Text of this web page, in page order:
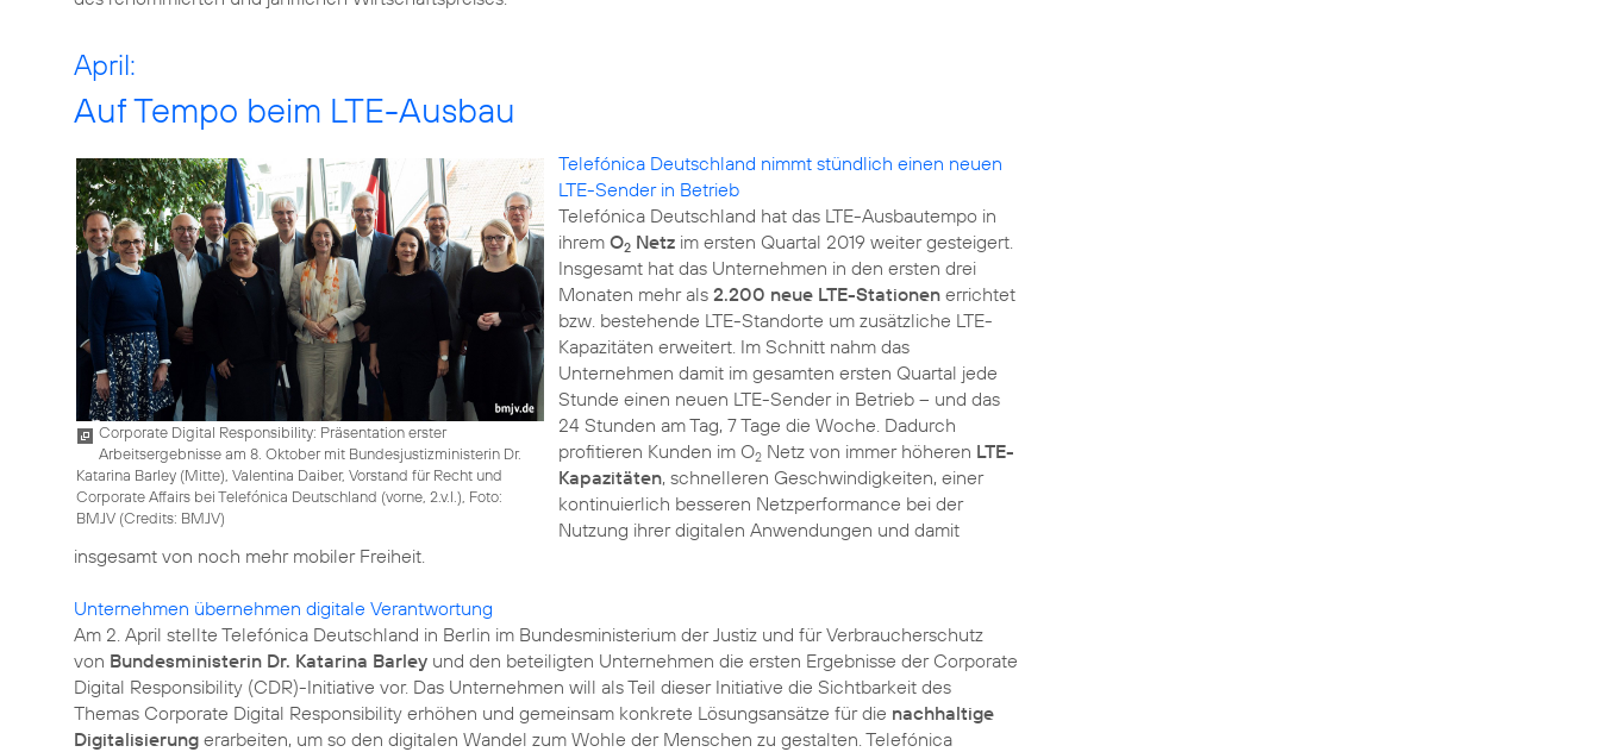
April:
Auf Tempo beim LTE-Ausbau
Corporate Digital Responsibility: Präsentation erster
Arbeitsergebnisse am 8. Oktober mit Bundesjustizministerin Dr.
Katarina Barley (Mitte), Valentina Daiber, Vorstand für Recht und
Corporate Affairs bei Telefónica Deutschland (vorne, 2.v.l.), Foto:
BMJV (Credits: BMJV)
Telefónica Deutschland nimmt stündlich einen neuen
LTE-Sender in Betrieb
Telefónica Deutschland hat das LTE-Ausbautempo in
ihrem O2Netzim ersten Quartal 2019 weiter gesteigert.
Insgesamt hat das Unternehmen in den ersten drei
Monaten mehr als 2.200 neue LTE-Stationenerrichtet
bzw. bestehende LTE-Standorte um zusätzliche LTE-
Kapazitäten erweitert. Im Schnitt nahm das
Unternehmen damit im gesamten ersten Quartal jede
Stunde einen neuen LTE-Sender in Betrieb – und das
24 Stunden am Tag, 7 Tage die Woche. Dadurch
profitieren Kunden im O2Netz von immer höheren LTE-
Kapazitäten, schnelleren Geschwindigkeiten, einer
kontinuierlich besseren Netzperformance bei der
Nutzung ihrer digitalen Anwendungen und damit
insgesamt von noch mehr mobiler Freiheit.
Unternehmen übernehmen digitale Verantwortung
Am 2. April stellte Telefónica Deutschland in Berlin im Bundesministerium der Justiz und für Verbraucherschutz
von Bundesministerin Dr. Katarina Barley und den beteiligten Unternehmen die ersten Ergebnisse der Corporate
Digital Responsibility (CDR)-Initiative vor. Das Unternehmen will als Teil dieser Initiative die Sichtbarkeit des
Themas Corporate Digital Responsibility erhöhen und gemeinsam konkrete Lösungsansätze für die nachhaltige
Digitalisierung erarbeiten, um so den digitalen Wandel zum Wohle der Menschen zu gestalten. Telefónica